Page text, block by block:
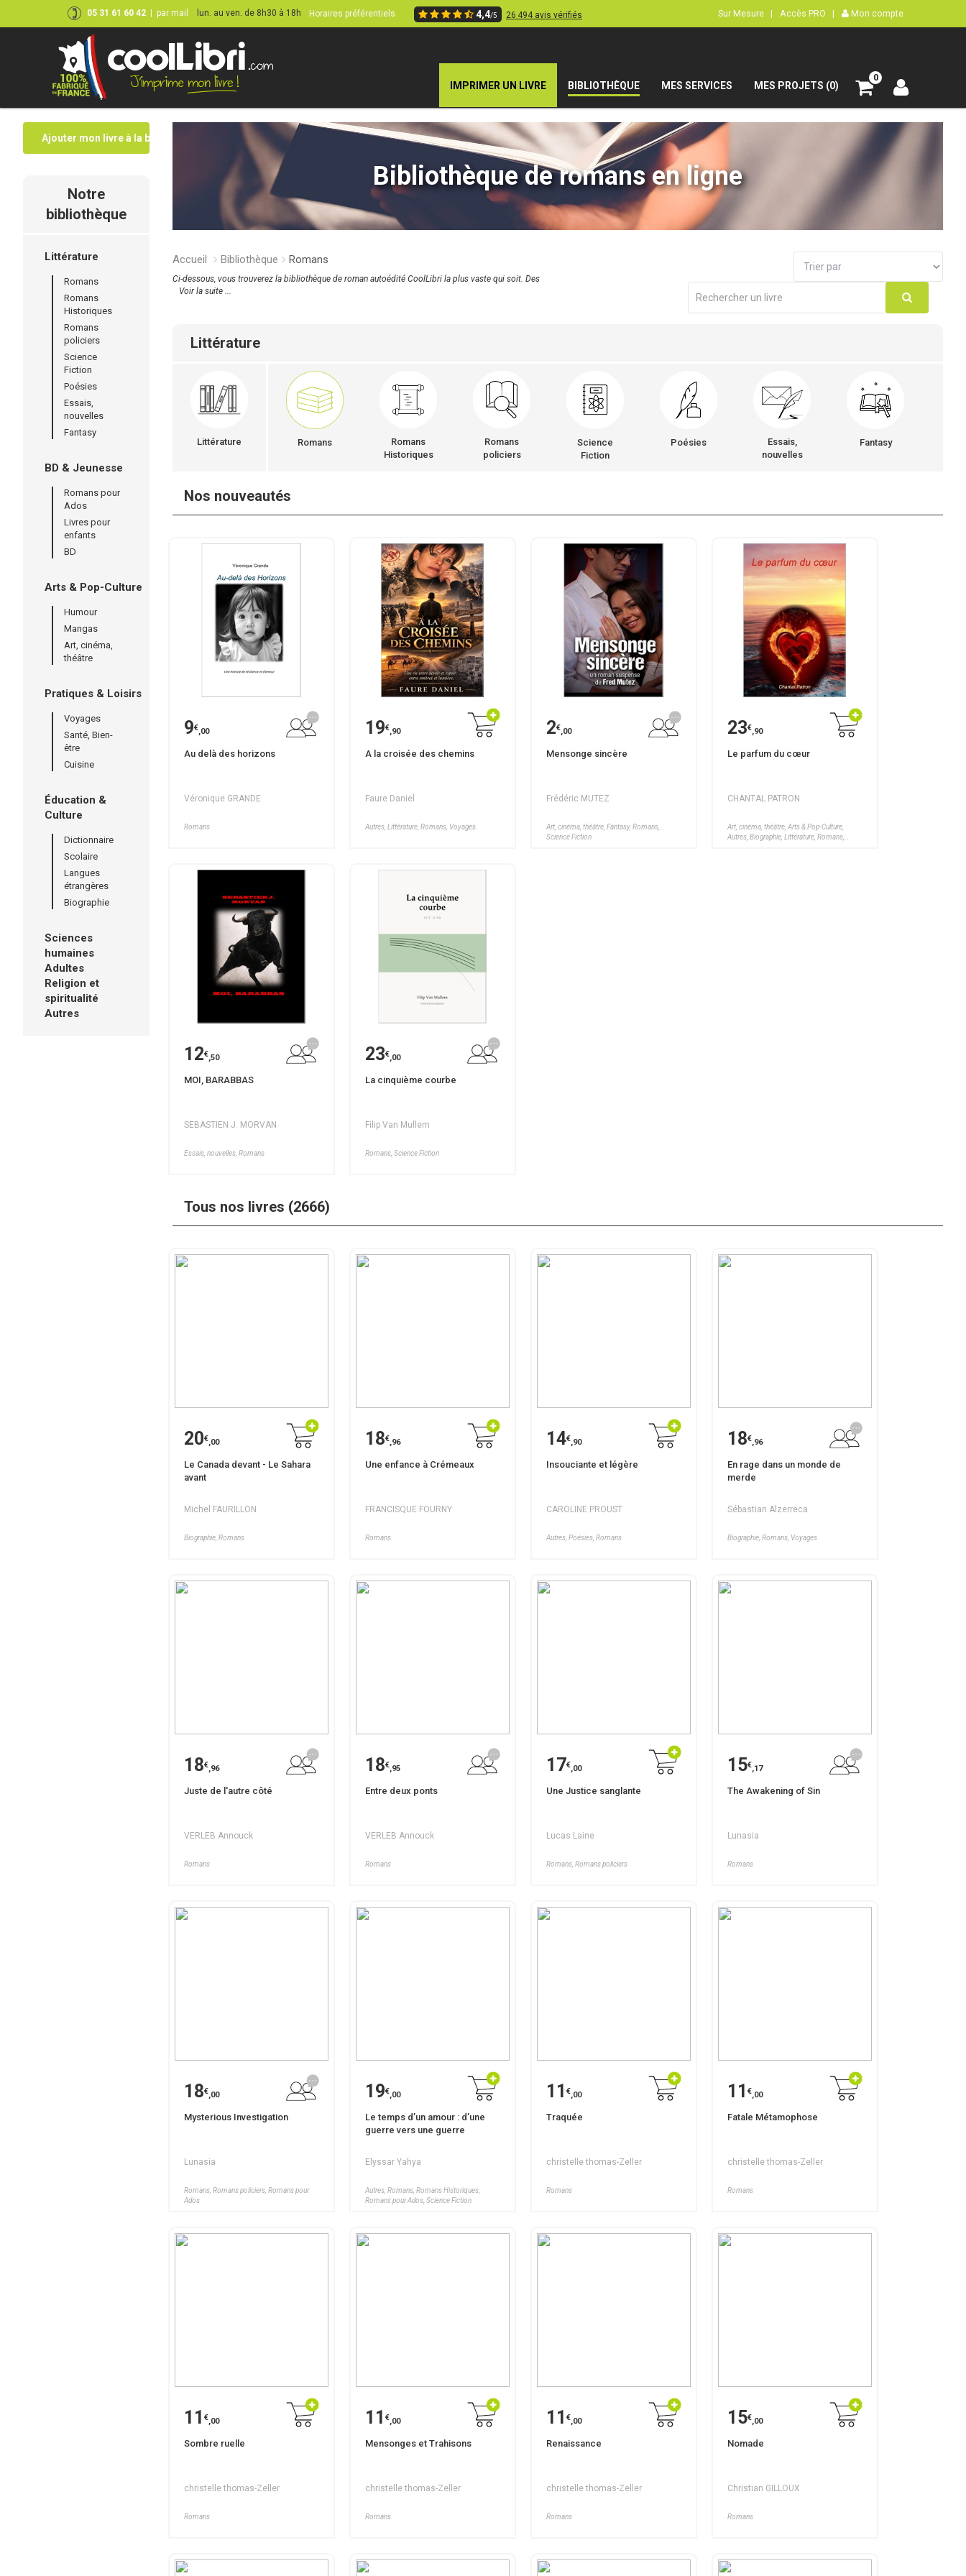
05 31 61 60 42 par mail lun. au ven. de 8h30 à 18h Horaires préférentiels 4,4/5 26 494 avis vérifiés Sur Mesure | Accès PRO | Mon compte
IMPRIMER UN LIVRE BIBLIOTHÈQUE MES SERVICES MES PROJETS (0)
0
Ajouter mon livre à la bibliothèque
Notre
bibliothèque
Littérature
Romans
Romans
Historiques
Romans
policiers
Science
Fiction
Poésies
Essais,
nouvelles
Fantasy
BD & Jeunesse
Romans pour
Ados
Livres pour
enfants
BD
Arts & Pop-Culture
Humour
Mangas
Art, cinéma,
théâtre
Pratiques & Loisirs
Voyages
Santé, Bien-
être
Cuisine
Éducation &
Culture
Dictionnaire
Scolaire
Langues
étrangères
Biographie
Sciences
humaines
Adultes
Religion et
spiritualité
Autres
Bibliothèque de romans en ligne
Accueil Bibliothèque Romans
Ci-dessous, vous trouverez la bibliothèque de roman autoédité CoolLibri la plus vaste qui soit. Des
Voir la suite ...
Littérature
Littérature Romans
Romans
Historiques
Romans
policiers
Science
Fiction
Poésies
Essais,
nouvelles
Fantasy
Nos nouveautés
9€,00
Au delà des horizons
Véronique GRANDE
Romans
19€,90
A la croisée des chemins
Faure Daniel
Autres, Littérature, Romans, Voyages
2€,00
Mensonge sincère
Frédéric MUTEZ
Art, cinéma, théâtre, Fantasy, Romans,
Science Fiction
23€,90
Le parfum du cœur
CHANTAL PATRON
Art, cinéma, théâtre, Arts & Pop-Culture,
Autres, Biographie, Littérature, Romans,
12€,50
MOI, BARABBAS
SEBASTIEN J. MORVAN
Essais, nouvelles, Romans
23€,00
La cinquième courbe
Filip Van Mullem
Romans, Science Fiction
Tous nos livres (2666)
20€,00
Le Canada devant - Le Sahara
avant
Michel FAURILLON
Biographie, Romans
18€,96
Une enfance à Crémeaux
FRANCISQUE FOURNY
Romans
14€,90
Insouciante et légère
CAROLINE PROUST
Autres, Poésies, Romans
18€,96
En rage dans un monde de
merde
Sébastian Alzerreca
Biographie, Romans, Voyages
18€,96
Juste de l'autre côté
VERLEB Annouck
Romans
18€,95
Entre deux ponts
VERLEB Annouck
Romans
17€,00
Une Justice sanglante
Lucas Laine
Romans, Romans policiers
15€,17
The Awakening of Sin
Lunasia
Romans
18€,00
Mysterious Investigation
Lunasia
Romans, Romans policiers, Romans pour
Ados
19€,00
Le temps d’un amour : d’une
guerre vers une guerre
Elyssar Yahya
Autres, Romans, Romans Historiques,
Romans pour Ados, Science Fiction
11 €,00
Traquée
christelle thomas-Zeller
Romans
11 €,00
Fatale Métamophose
christelle thomas-Zeller
Romans
11 €,00
Sombre ruelle
christelle thomas-Zeller
Romans
11 €,00
Mensonges et Trahisons
christelle thomas-Zeller
Romans
11 €,00
Renaissance
christelle thomas-Zeller
Romans
15€,00
Nomade
Christian GILLOUX
Romans